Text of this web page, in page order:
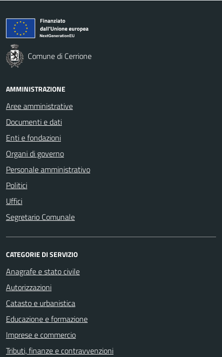
Comune di Cerrione
AMMINISTRAZIONE
Aree amministrative
Documenti e dati
Enti e fondazioni
Organi di governo
Personale amministrativo
Politici
Uffici
Segretario Comunale
CATEGORIE DI SERVIZIO
Anagrafe e stato civile
Autorizzazioni
Catasto e urbanistica
Educazione e formazione
Imprese e commercio
Tributi, finanze e contravvenzioni